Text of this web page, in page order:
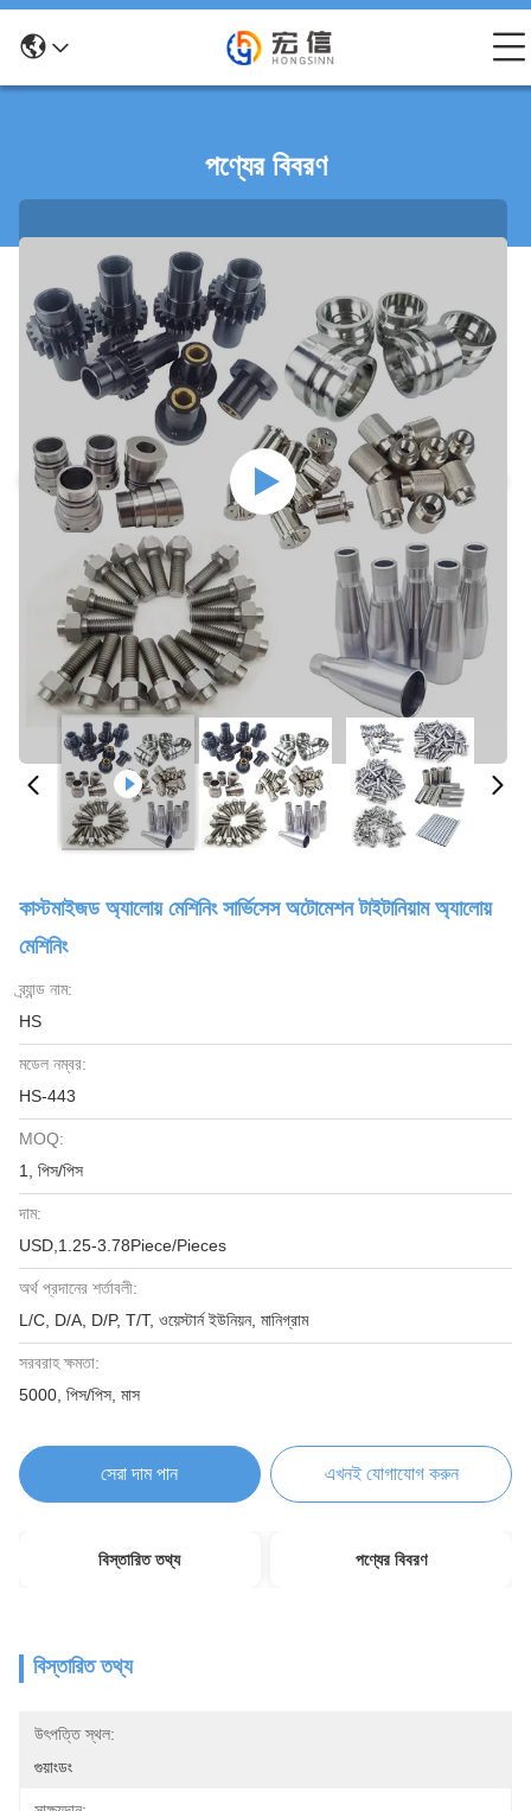
পণ্যের বিবরণ
কাস্টমাইজড অ্যালোয় মেশিনিং সার্ভিসেস অটোমেশন টাইটানিয়াম অ্যালোয়
মেশিনিং
ব্র্যান্ড নাম:
HS
মডেল নম্বর:
HS-443
MOQ:
1, পিস/পিস
দাম:
USD,1.25-3.78Piece/Pieces
অর্থ প্রদানের শর্তাবলী:
L/C, D/A, D/P, T/T, ওয়েস্টার্ন ইউনিয়ন, মানিগ্রাম
সরবরাহ ক্ষমতা:
5000, পিস/পিস, মাস
সেরা দাম পান এখনই যোগাযোগ করুন
বিস্তারিত তথ্য পণ্যের বিবরণ
বিস্তারিত তথ্য
উৎপত্তি স্থল:
গুয়াংডং